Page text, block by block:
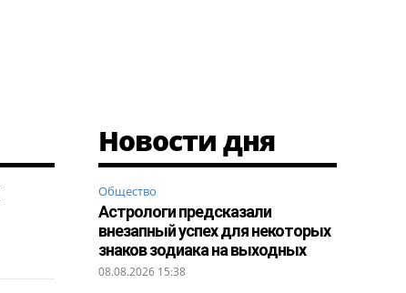
Новости дня
Общество
Астрологи предсказали
внезапный успех для некоторых
знаков зодиака на выходных
08.08.2026 15:38